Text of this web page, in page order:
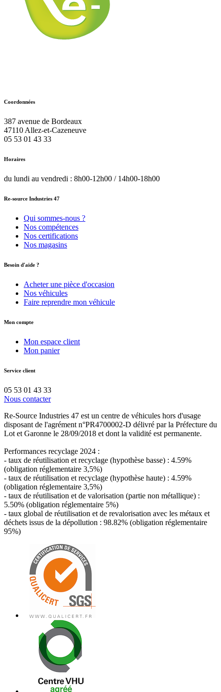
Coordonnées
387 avenue de Bordeaux
47110 Allez-et-Cazeneuve
05 53 01 43 33
Horaires
du lundi au vendredi : 8h00-12h00 / 14h00-18h00
Re-source Industries 47
Qui sommes-nous ?
Nos compétences
Nos certifications
Nos magasins
Besoin d'aide ?
Acheter une pièce d'occasion
Nos véhicules
Faire reprendre mon véhicule
Mon compte
Mon espace client
Mon panier
Service client
05 53 01 43 33
Nous contacter
Re-Source Industries 47 est un centre de véhicules hors d'usage
disposant de l'agrément n°PR4700002-D délivré par la Préfecture du
Lot et Garonne le 28/09/2018 et dont la validité est permanente.
Performances recyclage 2024 :
- taux de réutilisation et recyclage (hypothèse basse) : 4.59%
(obligation réglementaire 3,5%)
- taux de réutilisation et recyclage (hypothèse haute) : 4.59%
(obligation réglementaire 3,5%)
- taux de réutilisation et de valorisation (partie non métallique) :
5.50% (obligation réglementaire 5%)
- taux global de réutilisation et de revalorisation avec les métaux et
déchets issus de la dépollution : 98.82% (obligation réglementaire
95%)